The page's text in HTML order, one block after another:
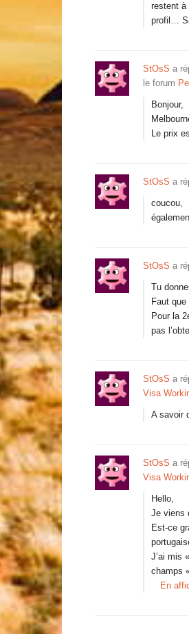
restent à
profil…
StOsS a
le forum
Bonjour,
Le prix
StOsS a
coucou,
StOsS a
Tu
Faut que
Pour la
pas
StOsS a
Visa
A savoir
StOsS a
Visa
Hello,
Je viens
Est-ce
J’ai mis
champs
En